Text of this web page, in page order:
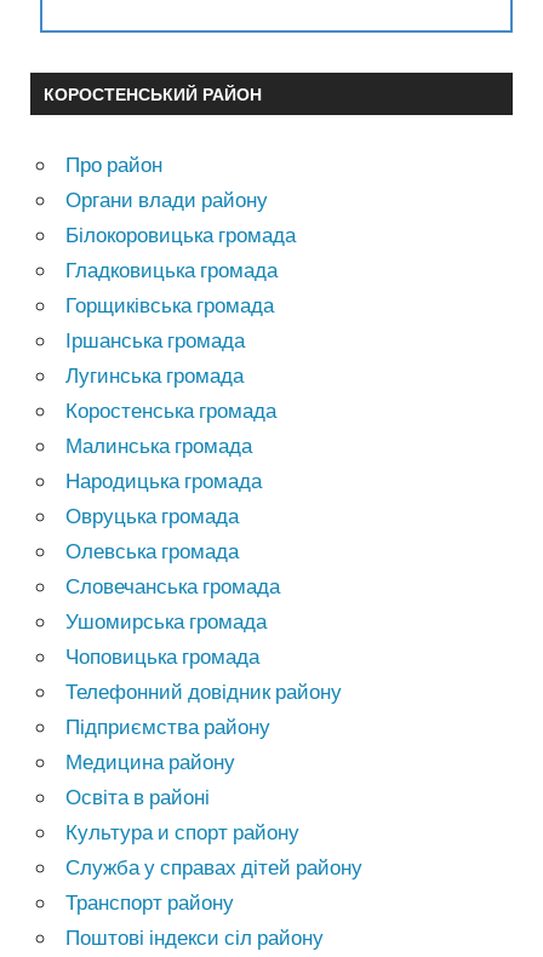
КОРОСТЕНСЬКИЙ РАЙОН
Про район
Органи влади району
Білокоровицька громада
Гладковицька громада
Горщиківська громада
Іршанська громада
Лугинська громада
Коростенська громада
Малинська громада
Народицька громада
Овруцька громада
Олевська громада
Словечанська громада
Ушомирська громада
Чоповицька громада
Телефонний довідник району
Підприємства району
Медицина району
Освіта в районі
Культура и спорт району
Служба у справах дітей району
Транспорт району
Поштові індекси сіл району